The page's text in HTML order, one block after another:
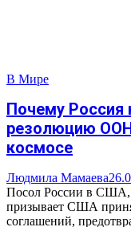
В Мире
Почему Россия
резолюцию
космосе
Людмила Мамаева
Посол России в США,
призывает США
соглашений,